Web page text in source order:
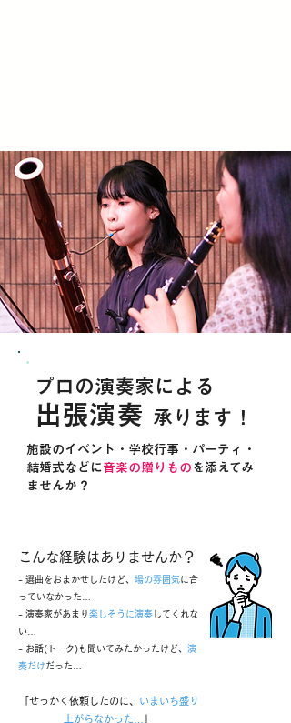
プロの演奏家による
出張演奏 承ります！
施設のイベント・学校行事・パーティ・
結婚式などに音楽の贈りもの を添えてみ
ませんか？
こんな経験はありませんか？​​
- 選曲をおまかせしたけど、 場の雰囲気に合
っていなかった…
- 演奏家があまり 楽しそうに演奏 してくれな
い…
- お話(トーク)も聞いてみたかったけど、 演
奏だけ だった…
「せっかく依頼したのに、
いまいち盛り
上がらなかった…